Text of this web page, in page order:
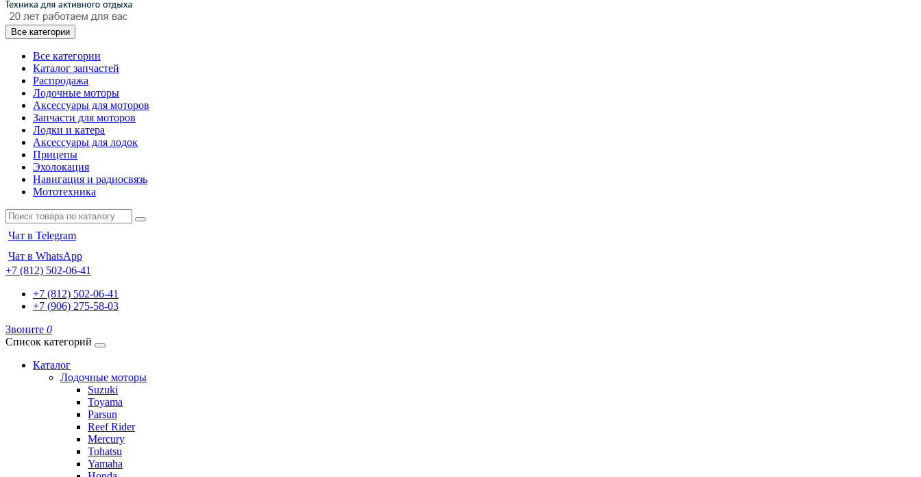
Все категории
Все категории
Каталог запчастей
Распродажа
Лодочные моторы
Аксессуары для моторов
Запчасти для моторов
Лодки и катера
Аксессуары для лодок
Прицепы
Эхолокация
Навигация и радиосвязь
Мототехника
Чат в Telegram
Чат в WhatsApp
+7 (812) 502-06-41
+7 (812) 502-06-41
+7 (906) 275-58-03
Звоните 0
Список категорий
Каталог
Лодочные моторы
Suzuki
Toyama
Parsun
Reef Rider
Mercury
Tohatsu
Yamaha